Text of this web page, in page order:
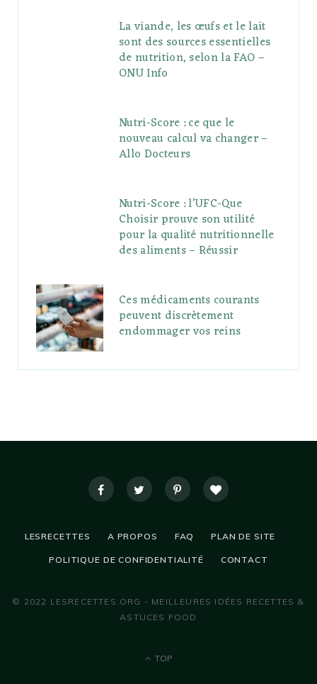
La viande, les œufs et le lait
sont des sources essentielles
de nutrition, selon la FAO –
ONU Info
Nutri-Score : ce que le
nouveau calcul va changer –
Allo Docteurs
Nutri-Score : l’UFC-Que
Choisir prouve son utilité
pour la qualité nutritionnelle
des aliments – Réussir
Ces médicaments courants
peuvent discrètement
endommager vos reins
LESRECETTES A PROPOS FAQ PLAN DE SITE
POLITIQUE DE CONFIDENTIALITÉ CONTACT
© 2022 LESRECETTES.ORG - MEILLEURES IDÉES RECETTES &
ASTUCES FOOD
TOP